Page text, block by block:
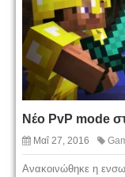
Νέο PvP mode
Μαΐ 27, 2016
Ανακοινώθηκε η